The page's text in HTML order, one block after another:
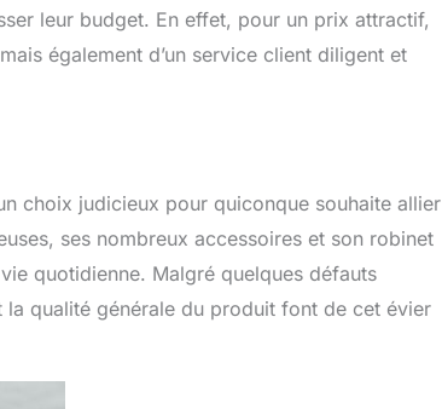
leur budget. En effet, pour un prix attractif,
également d’un service client diligent et
choix judicieux pour quiconque souhaite allier
ses nombreux accessoires et son robinet
quotidienne. Malgré quelques défauts
qualité générale du produit font de cet évier